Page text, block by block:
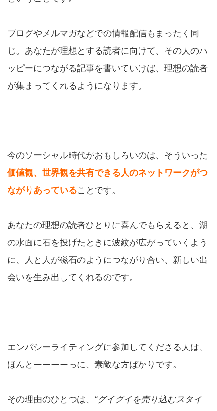
ブログやメルマガなどでの情報配信もまったく同
じ。あなたが理想とする読者に向けて、その人のハ
ッピーにつながる記事を書いていけば、理想の読者
が集まってくれるようになります。
今のソーシャル時代がおもしろいのは、そういった
価値観、世界観を共有できる人のネットワークがつ
ながりあっていることです。
あなたの理想の読者ひとりに喜んでもらえると、湖
の水面に石を投げたときに波紋が広がっていくよう
に、人と人が磁石のようにつながり合い、新しい出
会いを生み出してくれるのです。
エンパシーライティングに参加してくださる人は、
ほんとーーーーっに、素敵な方ばかりです。
その理由のひとつは、 “グイグイを売り込むスタイ